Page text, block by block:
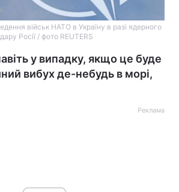
військ НАТО в Україну в разі ядерного
Росії / фото REUTERS
у випадку, якщо це буде
вибух де-небудь в морі,
Реклама